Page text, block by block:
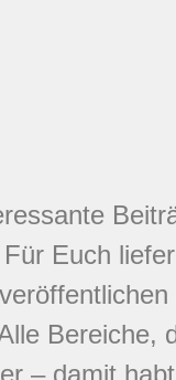
Euch
Bereiche,
– damit